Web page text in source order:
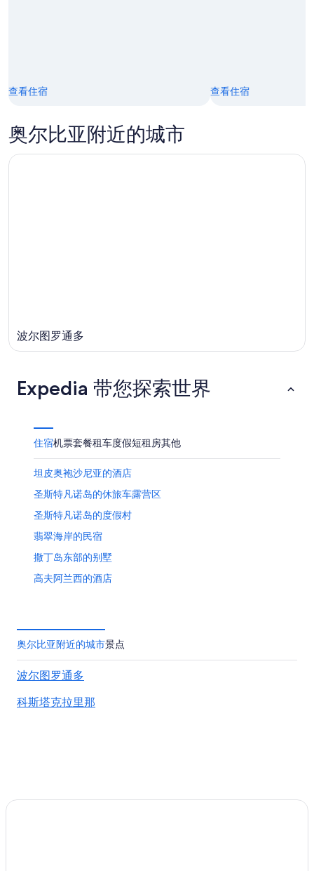
查看住宿 查看住宿
奥尔比亚附近的城市
波尔图罗通多
Expedia 带您探索世界
住宿机票套餐租车度假短租房其他
坦皮奥袍沙尼亚的酒店
圣斯特凡诺岛的休旅车露营区
圣斯特凡诺岛的度假村
翡翠海岸的民宿
撒丁岛东部的别墅
高夫阿兰西的酒店
位于拉马达莱那的 4 星级酒店
皮图隆古的酒店
拉科尼亚的酒店
卢拉斯的酒店
奥尔比亚附近的城市景点
波尔图罗通多
科斯塔克拉里那